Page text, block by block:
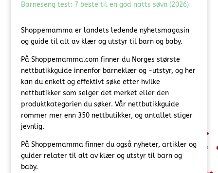
Barneseng test: 7 beste til en god natts søvn (2026)
Shoppemamma er landets ledende nyhetsmagasin
og guide til alt av klær og utstyr til barn og baby.
På Shoppemamma.com finner du Norges største
nettbutikkguide innenfor barneklær og -utstyr, og her
kan du enkelt og effektivt søke etter hvilke
nettbutikker som selger det merket eller den
produktkategorien du søker. Vår nettbutikkguide
rommer mer enn 350 nettbutikker, og antallet stiger
jevnlig.
På Shoppemamma finner du også nyheter, artikler og
guider relater til alt av klær og utstyr til barn og
baby.